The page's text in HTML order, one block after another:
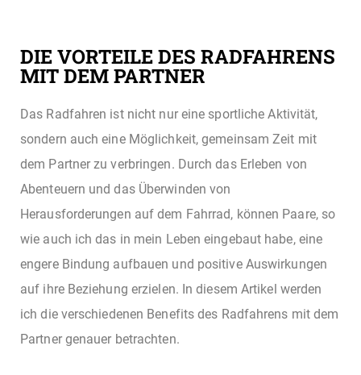
DIE VORTEILE DES RADFAHRENS
MIT DEM PARTNER
Das Radfahren ist nicht nur eine sportliche Aktivität,
sondern auch eine Möglichkeit, gemeinsam Zeit mit
dem Partner zu verbringen. Durch das Erleben von
Abenteuern und das Überwinden von
Herausforderungen auf dem Fahrrad, können Paare, so
wie auch ich das in mein Leben eingebaut habe, eine
engere Bindung aufbauen und positive Auswirkungen
auf ihre Beziehung erzielen. In diesem Artikel werden
ich die verschiedenen Benefits des Radfahrens mit dem
Partner genauer betrachten.